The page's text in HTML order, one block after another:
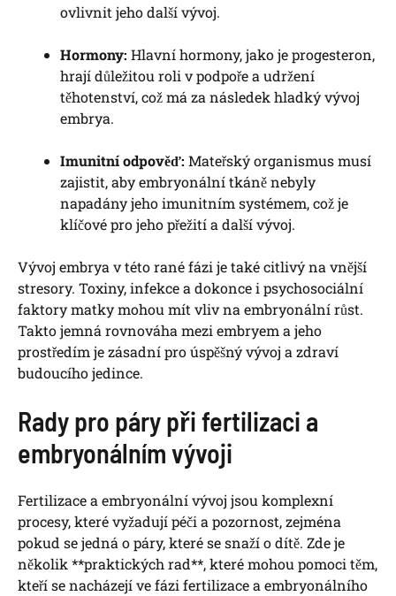
ovlivnit jeho další vývoj.
Hormony: Hlavní hormony, jako je progesteron,
hrají důležitou roli v podpoře a udržení
těhotenství, což má za následek hladký vývoj
embrya.
Imunitní odpověď: Mateřský organismus musí
zajistit, aby embryonální tkáně nebyly
napadány jeho imunitním systémem, což je
klíčové pro jeho přežití a další vývoj.
Vývoj embrya v této rané fázi je také citlivý na vnější
stresory. Toxiny, infekce a dokonce i psychosociální
faktory matky mohou mít vliv na embryonální růst.
Takto jemná rovnováha mezi embryem a jeho
prostředím je zásadní pro úspěšný vývoj a zdraví
budoucího jedince.
Rady pro páry při fertilizaci a
embryonálním vývoji
Fertilizace a embryonální vývoj jsou komplexní
procesy, které vyžadují péči a pozornost, zejména
pokud se jedná o páry, které se snaží o dítě. Zde je
několik **praktických rad**, které mohou pomoci těm,
kteří se nacházejí ve fázi fertilizace a embryonálního